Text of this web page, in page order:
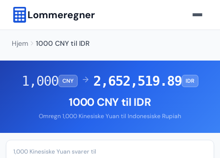
Lommeregner
Hjem 1000 CNY til IDR
1,000 CNY → 2,652,519.89 IDR
1000 CNY til IDR
Omregn 1,000 Kinesiske Yuan til Indonesiske Rupiah
1,000 Kinesiske Yuan svarer til